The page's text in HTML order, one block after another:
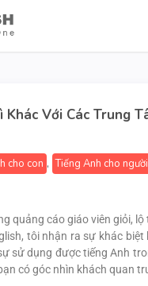
Khác Với Các Trung
cho con , Tiếng Anh cho
quảng cáo giáo viên giỏi,
tôi nhận ra sự khác
sử dụng được tiếng Anh
có góc nhìn khách quan